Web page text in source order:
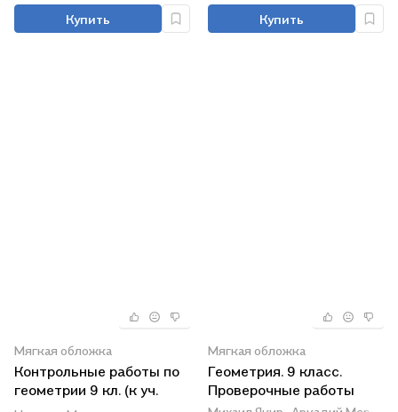
Купить Купить
Мягкая обложка
Контрольные работы по
геометрии 9 кл. (к уч.
Мягкая обложка
Геометрия. 9 класс.
Проверочные работы